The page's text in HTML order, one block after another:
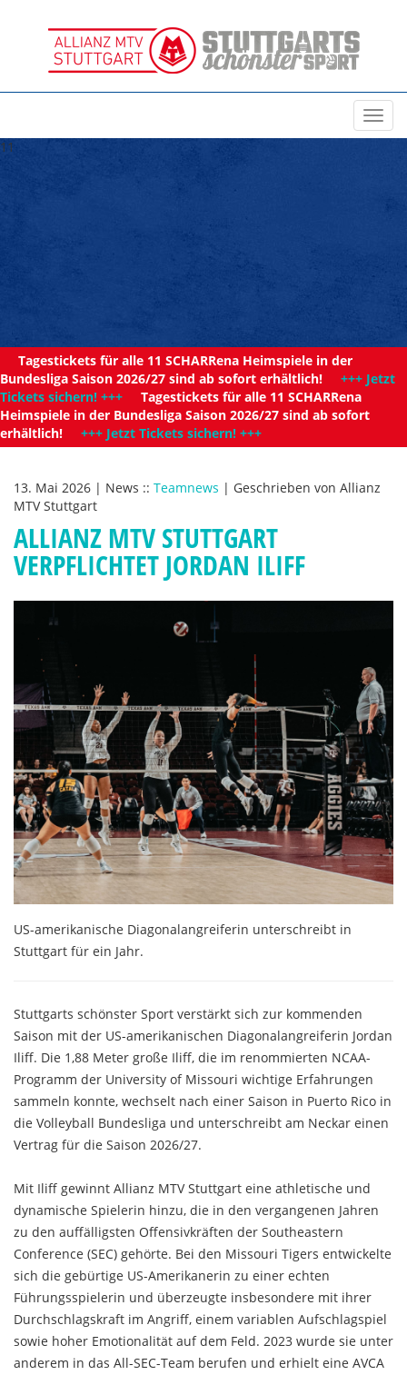
11
Tagestickets für alle 11 SCHARRena Heimspiele in der
Bundesliga Saison 2026/27 sind ab sofort erhältlich! +++ Jetzt
Tickets sichern! +++ Tagestickets für alle 11 SCHARRena
Heimspiele in der Bundesliga Saison 2026/27 sind ab sofort
erhältlich! +++ Jetzt Tickets sichern! +++
13. Mai 2026 | News :: Teamnews | Geschrieben von Allianz
MTV Stuttgart
ALLIANZ MTV STUTTGART
VERPFLICHTET JORDAN ILIFF
US-amerikanische Diagonalangreiferin unterschreibt in
Stuttgart für ein Jahr.
Stuttgarts schönster Sport verstärkt sich zur kommenden
Saison mit der US-amerikanischen Diagonalangreiferin Jordan
Iliff. Die 1,88 Meter große Iliff, die im renommierten NCAA-
Programm der University of Missouri wichtige Erfahrungen
sammeln konnte, wechselt nach einer Saison in Puerto Rico in
die Volleyball Bundesliga und unterschreibt am Neckar einen
Vertrag für die Saison 2026/27.
Mit Iliff gewinnt Allianz MTV Stuttgart eine athletische und
dynamische Spielerin hinzu, die in den vergangenen Jahren
zu den auffälligsten Offensivkräften der Southeastern
Conference (SEC) gehörte. Bei den Missouri Tigers entwickelte
sich die gebürtige US-Amerikanerin zu einer echten
Führungsspielerin und überzeugte insbesondere mit ihrer
Durchschlagskraft im Angriff, einem variablen Aufschlagspiel
sowie hoher Emotionalität auf dem Feld. 2023 wurde sie unter
anderem in das All-SEC-Team berufen und erhielt eine AVCA